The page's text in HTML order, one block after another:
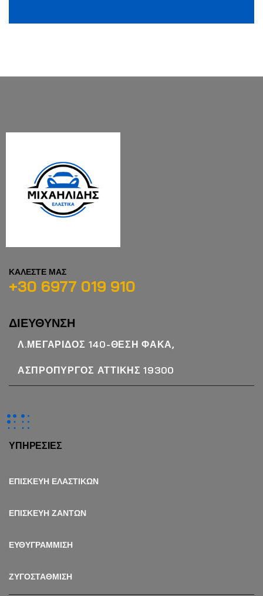
ΚΑΛΕΣΤΕ ΜΑΣ
+30 6977 019 910
ΔΙΕΥΘΥΝΣΗ
Λ.ΜΕΓΑΡΙΔΟΣ 140-ΘΕΣΗ ΦΑΚΑ,
ΑΣΠΡΟΠΥΡΓΟΣ ΑΤΤΙΚΗΣ 19300
ΥΠΗΡΕΣΙΕΣ
ΕΠΙΣΚΕΥΗ ΕΛΑΣΤΙΚΩΝ
ΕΠΙΣΚΕΥΗ ΖΑΝΤΩΝ
ΕΥΘΥΓΡΑΜΜΙΣΗ
ΖΥΓΟΣΤΑΘΜΙΣΗ